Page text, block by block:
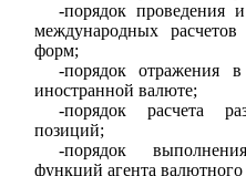
-порядок проведения
международных
форм;
-порядок отражения
иностранной валюте;
-порядок расчета
позиций;
-порядок
функций агента валютного